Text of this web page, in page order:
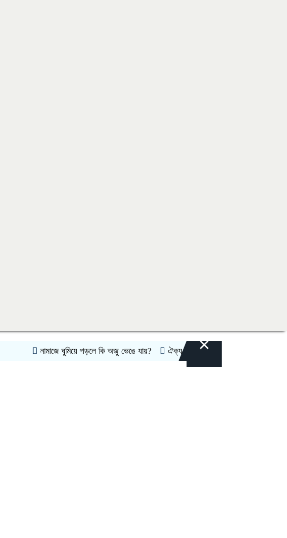
নামাজে ঘুমিয়ে পড়লে কি অজু ভেঙে যায়? ঐক্য-সক্ষমতা পরীক্ষার্থে ন্যাটোভুক্ত দেশে হামলা
×